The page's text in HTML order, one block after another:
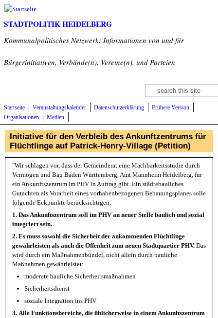
Direkt zum Inhalt
STADTPOLITIK HEIDELBERG
Kommunalpolitisches Netzwerk: Informationen von und für
Bürgerinitiativen, Verbände(n), Vereine(n), und Parteien
Suchformular
Suche
Startseite Veranstaltungskalender Datenschutzerklärung
Frühere Version
Organisationen
Medien
Initiative für den Verbleib des Ankunftzentrums für
Flüchtlinge auf Patrick-Henry-Village (Petition)
"Wir schlagen vor, dass der Gemeinderat eine Machbarkeitsstudie durch
Vermögen und Bau Baden Württemberg, Amt Mannheim Heidelberg, für
ein Ankunftszentrum im PHV in Auftrag gibt. Ein städtebauliches
Gutachten als Vorarbeit eines vorhabenbezogenen Bebauungsplanes solle
folgende Eckpunkte berücksichtigen:
1. Das Ankunftszentrum soll im PHV an neuer Stelle baulich und sozial
integriert sein.
2. Es muss sowohl die Sicherheit der ankommenden Flüchtlinge
gewährleisten als auch die Offenheit zum neuen Stadtquartier PHV. Das
wird durch ein Maßnahmenbündel, nicht allein durch bauliche
Maßnahmen gewährleistet:
moderate bauliche Sicherheitsmaßnahmen
Sicherheitsdienst
soziale Integration ins PHV
3. Alle Funktionsbereiche, die üblicherweise in einem Ankunftszentrum